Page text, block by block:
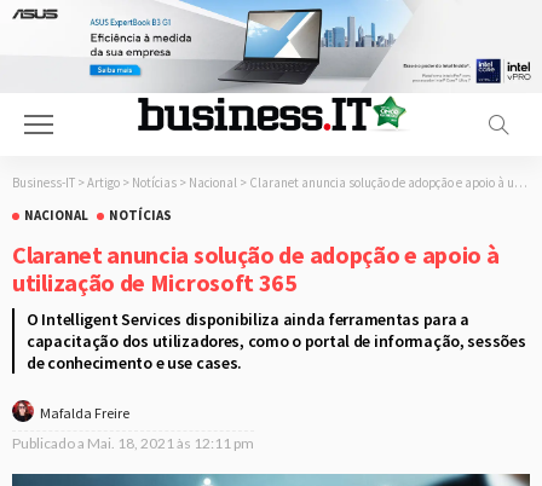
Business-IT > Artigo > Notícias > Nacional > Claranet anuncia solução de adopção e apoio à utilização de Microsoft 365
NACIONAL
NOTÍCIAS
Claranet anuncia solução de adopção e apoio à
utilização de Microsoft 365
O Intelligent Services disponibiliza ainda ferramentas para a
capacitação dos utilizadores, como o portal de informação, sessões
de conhecimento e use cases.
Mafalda Freire
Publicado a Mai. 18, 2021 às 12:11 pm